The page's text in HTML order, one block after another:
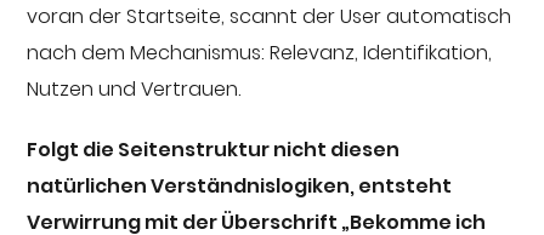
voran der Startseite, scannt der User automatisch
nach dem Mechanismus: Relevanz, Identifikation,
Nutzen und Vertrauen.
Folgt die Seitenstruktur nicht diesen
natürlichen Verständnislogiken, entsteht
Verwirrung mit der Überschrift „Bekomme ich